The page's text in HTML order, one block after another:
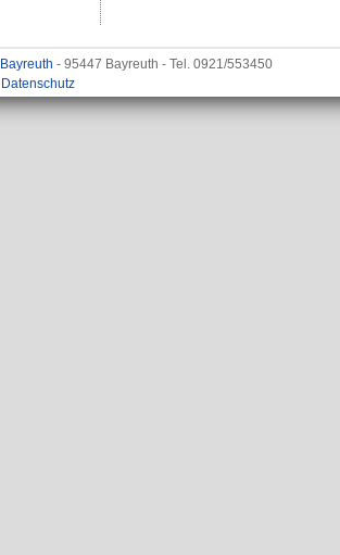
- 95447 Bayreuth - Tel. 0921/553450
Datenschutz